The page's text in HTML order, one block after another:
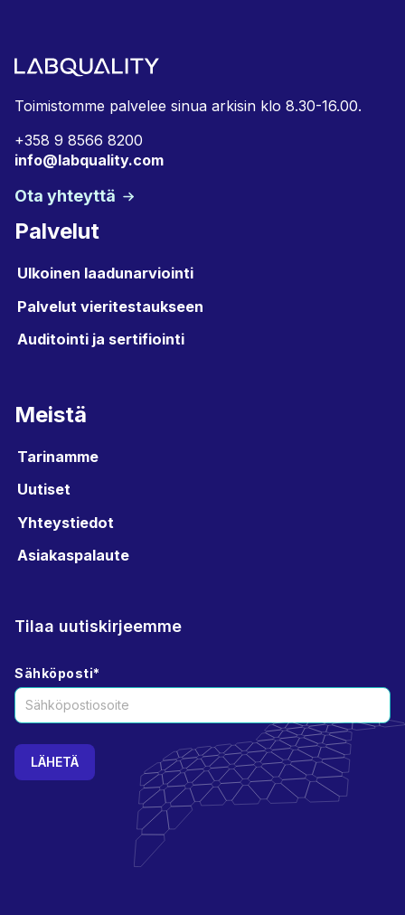
Toimistomme palvelee sinua arkisin klo 8.30-16.00.
+358 9 8566 8200
info@labquality.com
Ota yhteyttä
Palvelut
Ulkoinen laadunarviointi
Palvelut vieritestaukseen
Auditointi ja sertifiointi
Meistä
Tarinamme
Uutiset
Yhteystiedot
Asiakaspalaute
Tilaa uutiskirjeemme
Sähköposti*